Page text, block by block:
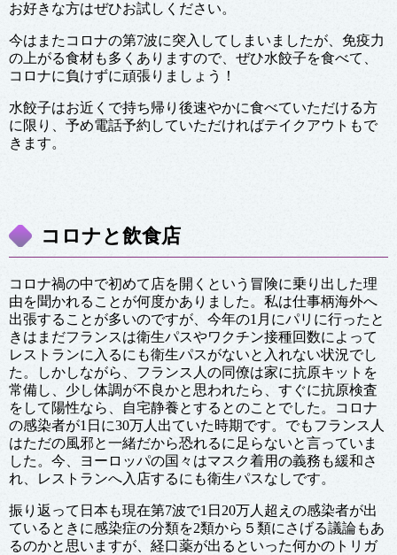
お好きな方はぜひお試しください。
今はまたコロナの第7波に突入してしまいましたが、免疫力
の上がる食材も多くありますので、ぜひ水餃子を食べて、
コロナに負けずに頑張りましょう！
水餃子はお近くで持ち帰り後速やかに食べていただける方
に限り、予め電話予約していただければテイクアウトもで
きます。
コロナと飲食店
コロナ禍の中で初めて店を開くという冒険に乗り出した理
由を聞かれることが何度かありました。私は仕事柄海外へ
出張することが多いのですが、今年の1月にパリに行ったと
きはまだフランスは衛生パスやワクチン接種回数によって
レストランに入るにも衛生パスがないと入れない状況でし
た。しかしながら、フランス人の同僚は家に抗原キットを
常備し、少し体調が不良かと思われたら、すぐに抗原検査
をして陽性なら、自宅静養とするとのことでした。コロナ
の感染者が1日に30万人出ていた時期です。でもフランス人
はただの風邪と一緒だから恐れるに足らないと言っていま
した。今、ヨーロッパの国々はマスク着用の義務も緩和さ
れ、レストランへ入店するにも衛生パスなしです。
振り返って日本も現在第7波で1日20万人超えの感染者が出
ているときに感染症の分類を2類から５類にさげる議論もあ
るのかと思いますが、経口薬が出るといった何かのトリガ